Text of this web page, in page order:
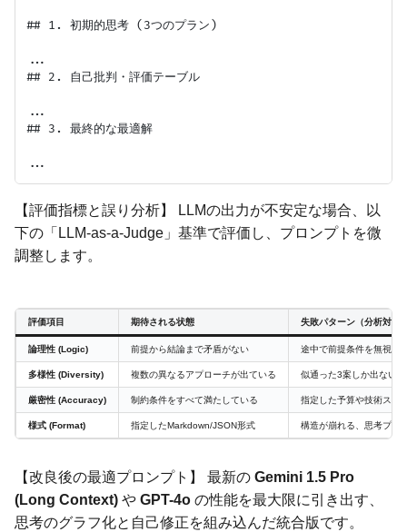
## 1. 初期的思考 (3つのプラン)
...
## 2. 自己批判・評価テーブル
...
## 3. 最終的な最適解
【評価指標と誤り分析】 LLMの出力が不安定な場合、以
下の「LLM-as-a-Judge」基準で評価し、プロンプトを微
調整します。
評価項目 期待される状態 失敗パターン（分析対象
論理性 (Logic) 前提から結論まで矛盾がない 途中で前提条件を無視す
多様性 (Diversity) 複数の異なるアプローチが出ている 似通った3案しか出ない
厳密性 (Accuracy) 制約条件をすべて満たしている 指定した予算や技術スタ
様式 (Format) 指定したMarkdown/JSON形式 構造が崩れる、思考プロ
【改良後の最適プロンプト】 最新の Gemini 1.5 Pro
(Long Context) や GPT-4o の性能を最大限に引き出す、
思考のグラフ化と自己修正を組み込んだ統合版です。